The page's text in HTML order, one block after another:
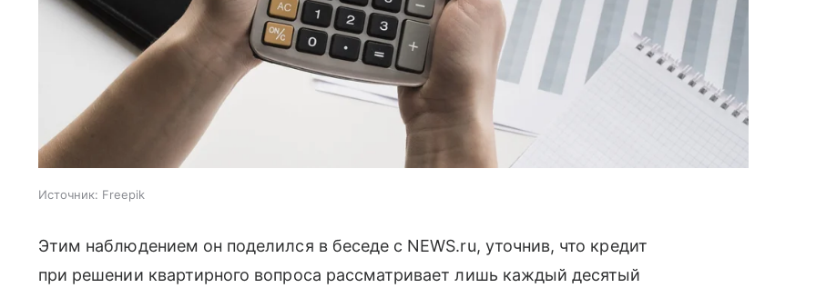
Источник: Freepik
Этим наблюдением он поделился в беседе с NEWS.ru, уточнив, что кредит
при решении квартирного вопроса рассматривает лишь каждый десятый